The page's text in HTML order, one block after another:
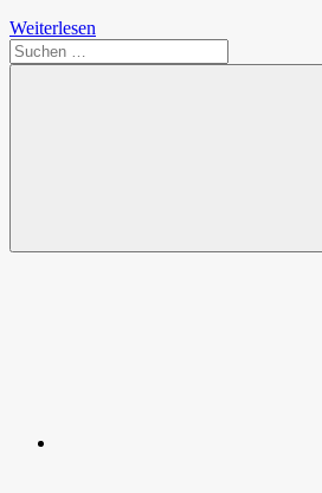
Weiterlesen
Suchen
nach:
Suchen